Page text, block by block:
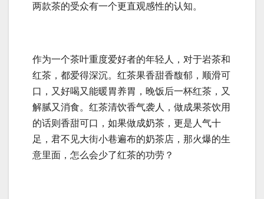
两款茶的受众有一个更直观感性的认知。
作为一个茶叶重度爱好者的年轻人，对于岩茶和
红茶，都爱得深沉。红茶果香甜香馥郁，顺滑可
口，又好喝又能暖胃养胃，晚饭后一杯红茶，又
解腻又消食。红茶清饮香气袭人，做成果茶饮用
的话则香甜可口，如果做成奶茶，更是人气十
足，君不见大街小巷遍布的奶茶店，那火爆的生
意里面，怎么会少了红茶的功劳？